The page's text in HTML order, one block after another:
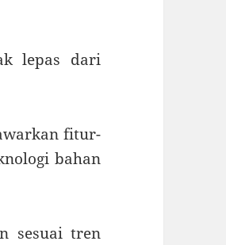
lepas dari
fitur-
bahan
sesuai tren